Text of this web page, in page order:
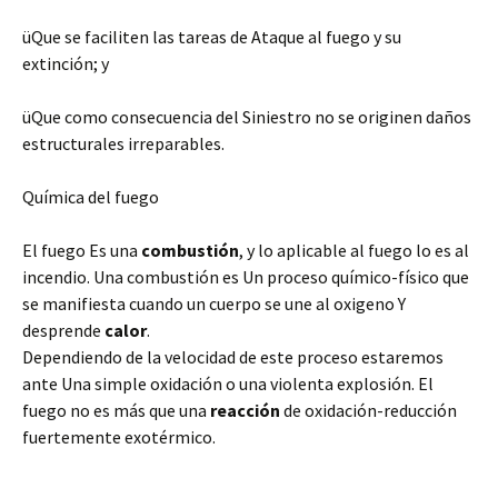
üQue se faciliten las tareas de Ataque al fuego y su
extinción; y
üQue como consecuencia del Siniestro no se originen daños
estructurales irreparables.
Química del fuego
El fuego Es una combustión, y lo aplicable al fuego lo es al
incendio. Una combustión es Un proceso químico-físico que
se manifiesta cuando un cuerpo se une al oxigeno Y
desprende calor.
Dependiendo de la velocidad de este proceso estaremos
ante Una simple oxidación o una violenta explosión. El
fuego no es más que una reacción de oxidación-reducción
fuertemente exotérmico.